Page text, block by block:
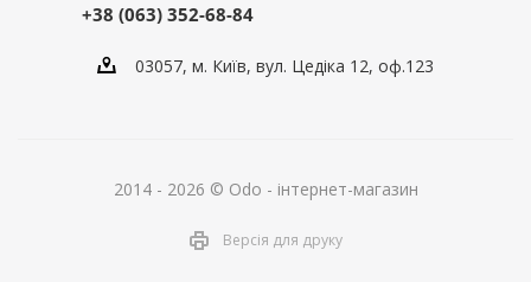
+38 (063) 352-68-84
03057, м. Київ, вул. Цедіка 12, оф.123
2014 - 2026 © Odo - інтернет-магазин
Версія для друку